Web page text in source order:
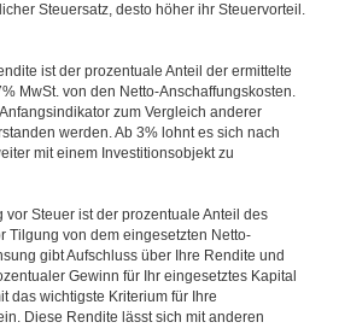
Steuersatz, desto höher ihr Steuervorteil.
ist der prozentuale Anteil der ermittelte
MwSt. von den Netto-Anschaffungskosten.
zum Vergleich anderer
werden. Ab 3% lohnt es sich nach
mit einem Investitionsobjekt zu
Steuer ist der prozentuale Anteil des
Tilgung von dem eingesetzten Netto-
gibt Aufschluss über Ihre Rendite und
Gewinn für Ihr eingesetztes Kapital
das wichtigste Kriterium für Ihre
Diese Rendite lässt sich mit anderen